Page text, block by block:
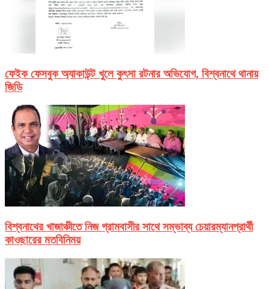
ফেইক ফেসবুক অ্যাকাউন্ট খুলে কুৎসা রটনার অভিযোগ, বিশ্বনাথে থানায়
জিডি
বিশ্বনাথের খাজাঞ্চীতে নিজ গ্রামবাসীর সাথে সম্ভাব্য চেয়ারম্যানপ্রার্থী
কাওছারের মতবিনিময়